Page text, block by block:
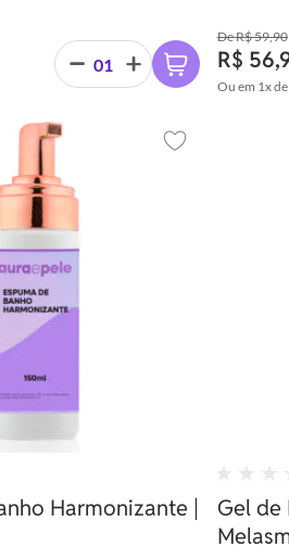
R$ 59,90
R$
Ou em 1xde
Harmonizante |
Adicionar aos
Gel de